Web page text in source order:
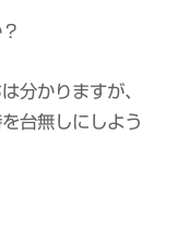
分かりますが、
台無しにしよう